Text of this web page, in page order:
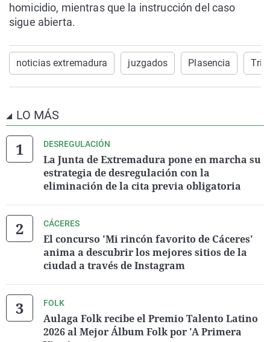
homicidio, mientras que la instrucción del caso
sigue abierta.
noticias extremadura juzgados Plasencia
LO MÁS
DESREGULACIÓN
La Junta de Extremadura pone en marcha su
estrategia de desregulación con la
eliminación de la cita previa obligatoria
CÁCERES
El concurso 'Mi rincón favorito de Cáceres'
anima a descubrir los mejores sitios de la
ciudad a través de Instagram
FOLK
Aulaga Folk recibe el Premio Talento Latino
2026 al Mejor Álbum Folk por 'A Primera